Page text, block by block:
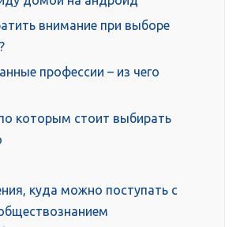
внимание при выборе
профессии – из чего
которым стоит выбирать
куда можно поступать с